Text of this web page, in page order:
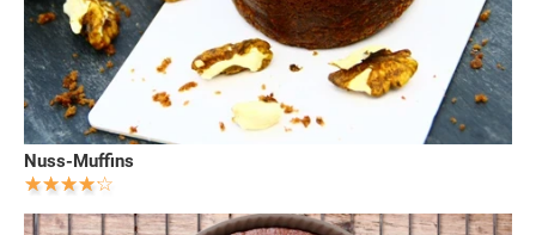
Nuss-Muffins